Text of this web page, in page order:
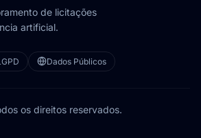
de licitações
artificial.
Dados Públicos
os direitos reservados.